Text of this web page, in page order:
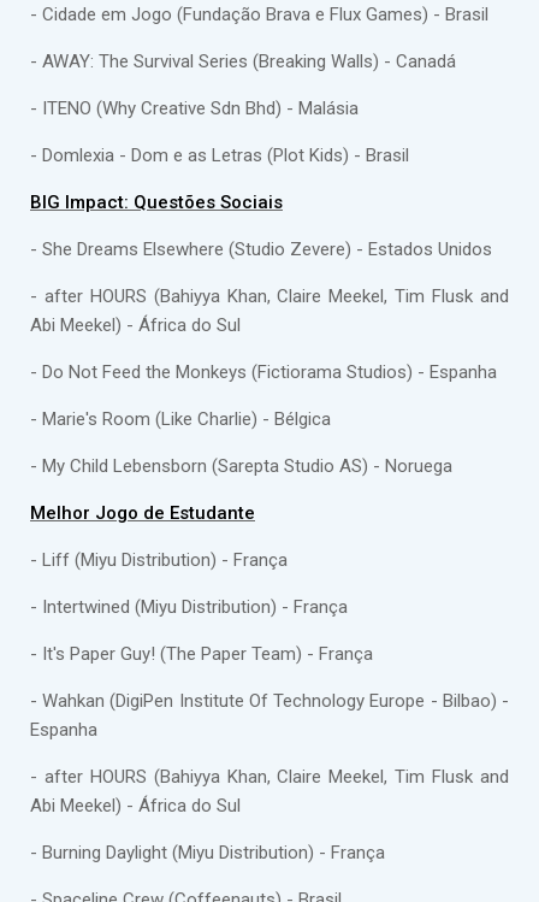
- Cidade em Jogo (Fundação Brava e Flux Games) - Brasil
- AWAY: The Survival Series (Breaking Walls) - Canadá
- ITENO (Why Creative Sdn Bhd) - Malásia
- Domlexia - Dom e as Letras (Plot Kids) - Brasil
BIG Impact: Questões Sociais
- She Dreams Elsewhere (Studio Zevere) - Estados Unidos
- after HOURS (Bahiyya Khan, Claire Meekel, Tim Flusk and
Abi Meekel) - África do Sul
- Do Not Feed the Monkeys (Fictiorama Studios) - Espanha
- Marie's Room (Like Charlie) - Bélgica
- My Child Lebensborn (Sarepta Studio AS) - Noruega
Melhor Jogo de Estudante
- Liff (Miyu Distribution) - França
- Intertwined (Miyu Distribution) - França
- It's Paper Guy! (The Paper Team) - França
- Wahkan (DigiPen Institute Of Technology Europe - Bilbao) -
Espanha
- after HOURS (Bahiyya Khan, Claire Meekel, Tim Flusk and
Abi Meekel) - África do Sul
- Burning Daylight (Miyu Distribution) - França